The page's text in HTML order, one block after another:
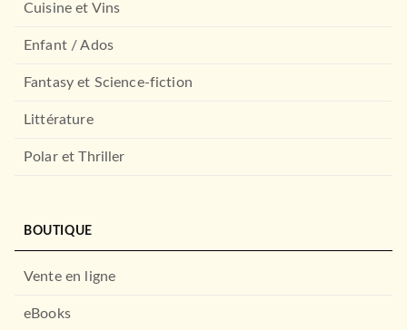
(Terra Ignota, Tome…
Cuisine et Vins
Enfant / Ados
Fantasy et Science-fiction
Littérature
Polar et Thriller
BOUTIQUE
Vente en ligne
eBooks